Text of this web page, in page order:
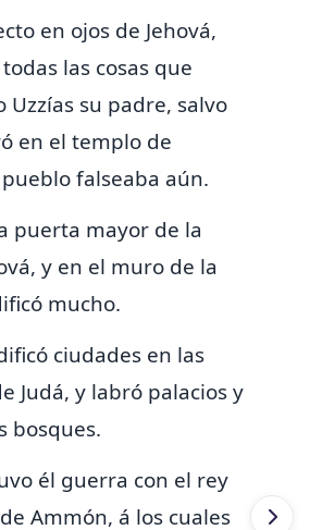
en ojos de Jehová,
las cosas que
Uzzías su padre, salvo
en el templo de
pueblo falseaba aún.
puerta mayor de la
y en el muro de la
mucho.
ciudades en las
Judá, y labró palacios y
bosques.
él guerra con el rey
Ammón, á los cuales